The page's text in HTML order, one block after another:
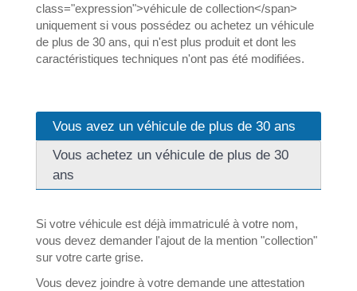
class="expression">véhicule de collection</span>
uniquement si vous possédez ou achetez un véhicule
de plus de 30 ans, qui n'est plus produit et dont les
caractéristiques techniques n'ont pas été modifiées.
Vous avez un véhicule de plus de 30 ans
Vous achetez un véhicule de plus de 30
ans
Si votre véhicule est déjà immatriculé à votre nom,
vous devez demander l'ajout de la mention "collection"
sur votre carte grise.
Vous devez joindre à votre demande une attestation